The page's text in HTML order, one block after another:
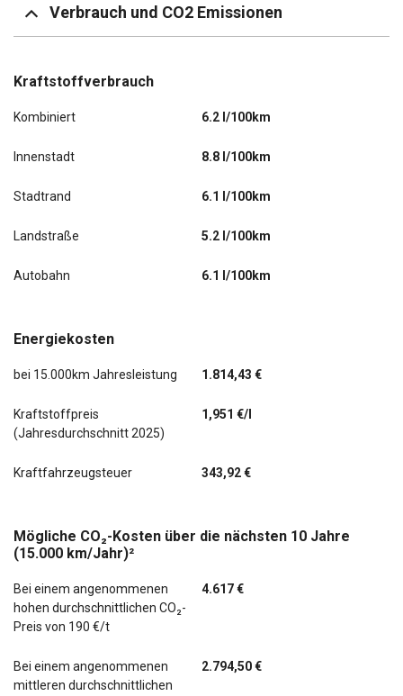
Seitenairbag vorn
Seitenairbag vorn mitte (Center-Airbag)
Seitenscheiben hinten und Heckscheibe abgedunkelt
Servolenkung
Sitzbezug / Polsterung: Stoff RS schwarz mit Ziernaht
Sitzheizung vorn
Sitz vorn links höhenverstellbar
Start/Stop-Anlage
Tagfahrlicht LED
Ausstattungs-Paket: Parken & Licht
Einparkhilfe vorn und hinten
Infotainment-Paket Columbus
Kombiinstrument digital (virtual cockpit)
Verbrauch und CO2 Emissionen
Kraftstoffverbrauch
Kombiniert 6.2 l/100km
Innenstadt 8.8 l/100km
Stadtrand 6.1 l/100km
Landstraße 5.2 l/100km
Autobahn 6.1 l/100km
Energiekosten
bei 15.000km Jahresleistung 1.814,43 €
Kraftstoffpreis
(Jahresdurchschnitt 2025)
1,951 €/l
Kraftfahrzeugsteuer 343,92 €
Mögliche CO₂-Kosten über die nächsten 10 Jahre
(15.000 km/Jahr)²
Bei einem angenommenen
hohen durchschnittlichen CO₂-
Preis von 190 €/t
4.617 €
Bei einem angenommenen
mittleren durchschnittlichen
2.794,50 €